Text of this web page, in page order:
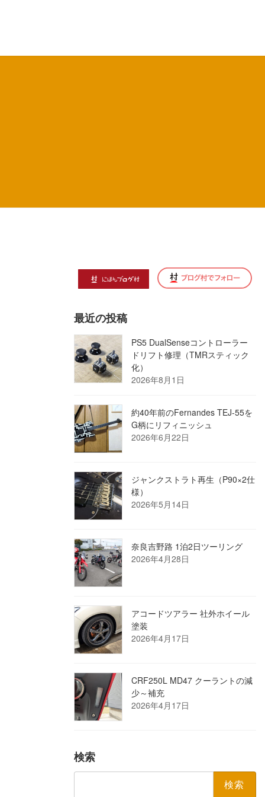
最近の投稿
PS5 DualSenseコントローラー
ドリフト修理（TMRスティック
化）
2026年8月1日
約40年前のFernandes TEJ-55を
G柄にリフィニッシュ
2026年6月22日
ジャンクストラト再生（P90×2仕
様）
2026年5月14日
奈良吉野路 1泊2日ツーリング
2026年4月28日
アコードツアラー 社外ホイール
塗装
2026年4月17日
CRF250L MD47 クーラントの減
少～補充
2026年4月17日
検索